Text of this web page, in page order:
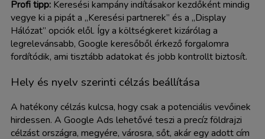
Profi tipp: Keresési kampány indításakor kezdőként mindig
vegye ki a pipát a „Keresési partnerek” és a „Display
Hálózat” opciók elől. Így a költségkeret kizárólag a
legrelevánsabb, Google keresőből érkező forgalomra
fordítódik, ami tisztább adatokat és jobb kontrollt biztosít.
Hely és nyelv szerinti célzás beállítása
A hatékony célzás kulcsa, hogy csak a potenciális vevőinek
hirdessen. A Google Ads lehetővé teszi a precíz földrajzi
célzást országra, megyére, városra, sőt, akár egy adott cím